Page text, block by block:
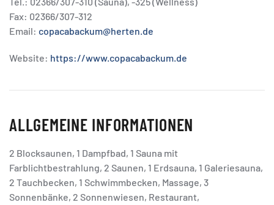
Fax: 02366/307-312
Email: copacabackum@herten.de
Website: https://www.copacabackum.de
ALLGEMEINE INFORMATIONEN
2 Blocksaunen, 1 Dampfbad, 1 Sauna mit
Farblichtbestrahlung, 2 Saunen, 1 Erdsauna, 1 Galeriesauna,
2 Tauchbecken, 1 Schwimmbecken, Massage, 3
Sonnenbänke, 2 Sonnenwiesen, Restaurant,